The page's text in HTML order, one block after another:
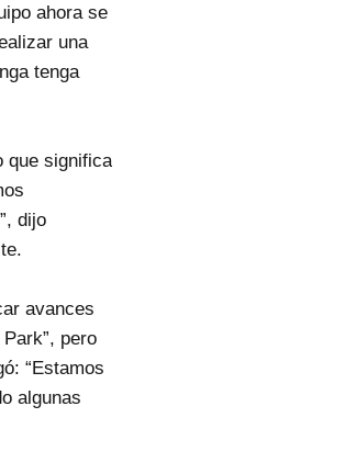
ahora se
una
tenga
que significa
dijo
avances
pero
“Estamos
algunas